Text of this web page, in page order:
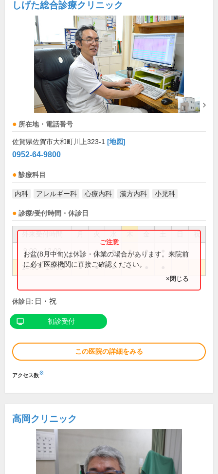
しげた総合診療クリニック
所在地・電話番号
佐賀県佐賀市大和町川上323-1 [地図]
0952-64-9800
診療科目
内科 アレルギー科 心療内科 漢方内科 小児科
診療/受付時間・休診日
祝
9:00～12:00 ● ● ● ● ●
14:00～18:00 ● ● ● ●
お盆(8月中旬)は休診・休業の場合があります。来院前
に必ず医療機関に直接ご確認ください。
×閉じる
休診日: 日・祝
初診受付
この医院の詳細をみる
アクセス数※
高岡クリニック